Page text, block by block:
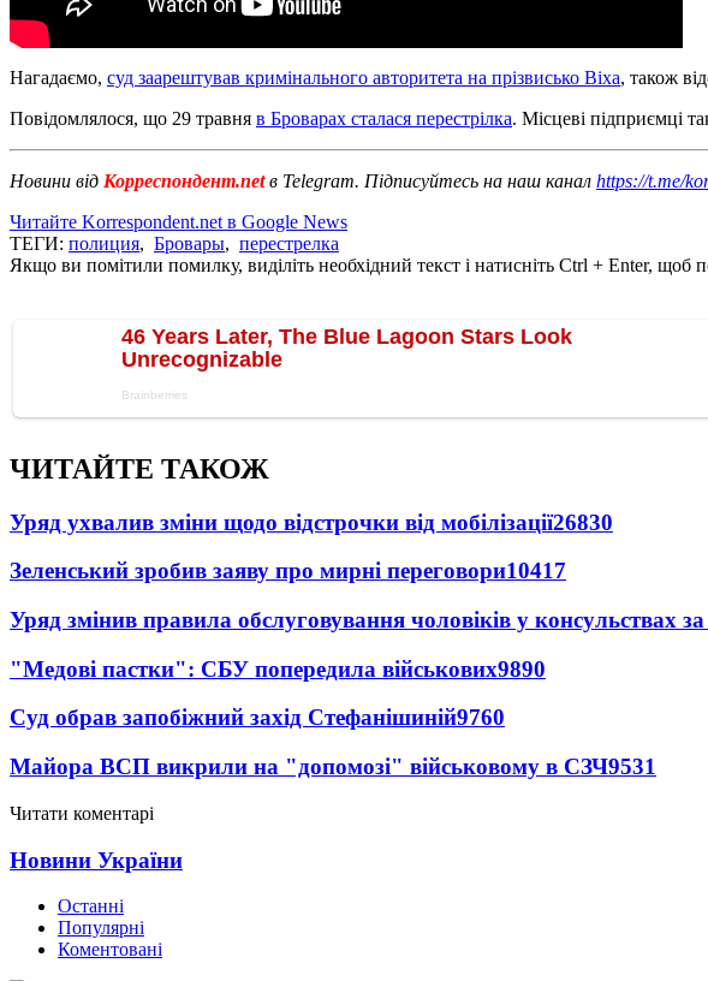
Нагадаємо, суд заарештував кримінального авторитета на прізвисько Віха, також
Повідомлялося, що 29 травня в Броварах сталася перестрілка. Місцеві підприємці
Новини від Корреспондент.netв Telegram. Підписуйтесь на наш канал https://t.me/
Читайте Korrespondent.net в Google News
ТЕГИ: полиция, Бровары, перестрелка
Якщо ви помітили помилку, виділіть необхідний текст і натисніть Ctrl + Enter, щоб
ЧИТАЙТЕ ТАКОЖ
Уряд ухвалив зміни щодо відстрочки від мобілізації26830
Зеленський зробив заяву про мирні переговори10417
Уряд змінив правила обслуговування чоловіків у консульствах
"Медові пастки": СБУ попередила військових9890
Суд обрав запобіжний захід Стефанішиній9760
Майора ВСП викрили на "допомозі" військовому в СЗЧ9531
Читати коментарі
Новини України
Останні
Популярні
Коментовані